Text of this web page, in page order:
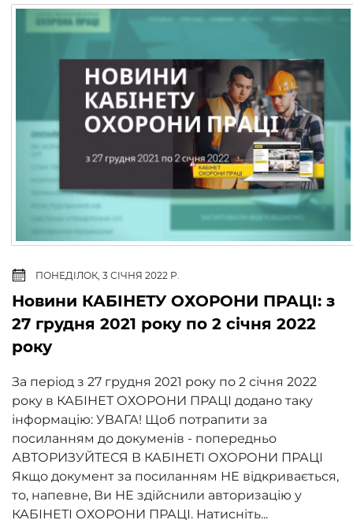
ПОНЕДІЛОК, 3 СІЧНЯ 2022 Р.
Новини КАБІНЕТУ ОХОРОНИ ПРАЦІ: з
27 грудня 2021 року по 2 січня 2022
року
За період з 27 грудня 2021 року по 2 січня 2022
року в КАБІНЕТ ОХОРОНИ ПРАЦІ додано таку
інформацію: УВАГА! Щоб потрапити за
посиланням до докуменів - попередньо
АВТОРИЗУЙТЕСЯ В КАБІНЕТІ ОХОРОНИ ПРАЦІ
Якщо документ за посиланням НЕ відкривається,
то, напевне, Ви НЕ здійснили авторизацію у
КАБІНЕТІ ОХОРОНИ ПРАЦІ. Натисніть...